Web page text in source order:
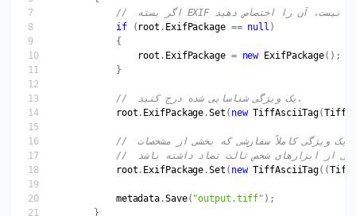
if ( root . ExifPackage == null
root . ExifPackage = new ExifPackage
//  یک ویژگی شناسایی شده درج کنید.
root . ExifPackage .Set ( new TiffAsciiTag(
root . ExifPackage .Set ( new TiffAsciiTag((
metadata .Save( "output.tiff"